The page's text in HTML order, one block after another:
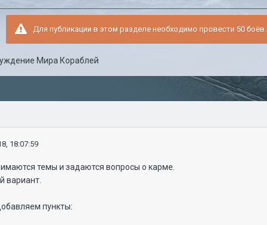
Для публикации в этом разделе необходимо провести 50 боёв.
Мира Кораблей
18:07:59
темы и задаются вопросы о карме.
вариант.
пункты: